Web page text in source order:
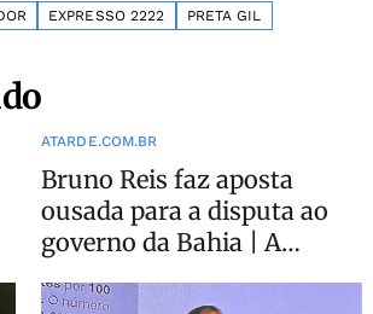
EXPRESSO 2222 PRETA GIL